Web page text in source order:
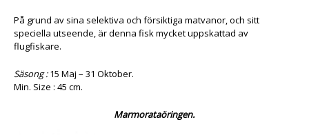
På grund av sina selektiva och försiktiga matvanor, och sitt
speciella utseende, är denna fisk mycket uppskattad av
flugfiskare.
Säsong :15 Maj – 31 Oktober.
Min. Size : 45 cm.
Marmorataöringen.